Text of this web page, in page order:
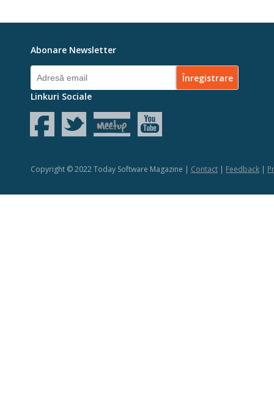
Abonare Newsletter
Linkuri Sociale
Copyright © 2022 Today Software Magazine | Contact Feedback